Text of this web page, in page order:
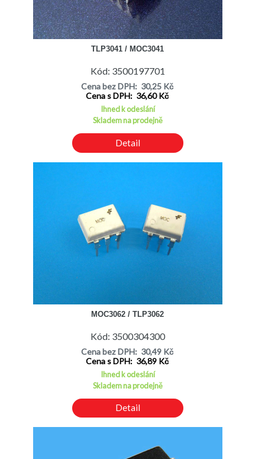
TLP3041 / MOC3041
Kód: 3500197701
Cena bez DPH: 30,25 Kč
Cena s DPH: 36,60 Kč
Ihned k odeslání
Skladem na prodejně
Detail
MOC3062 / TLP3062
Kód: 3500304300
Cena bez DPH: 30,49 Kč
Cena s DPH: 36,89 Kč
Ihned k odeslání
Skladem na prodejně
Detail